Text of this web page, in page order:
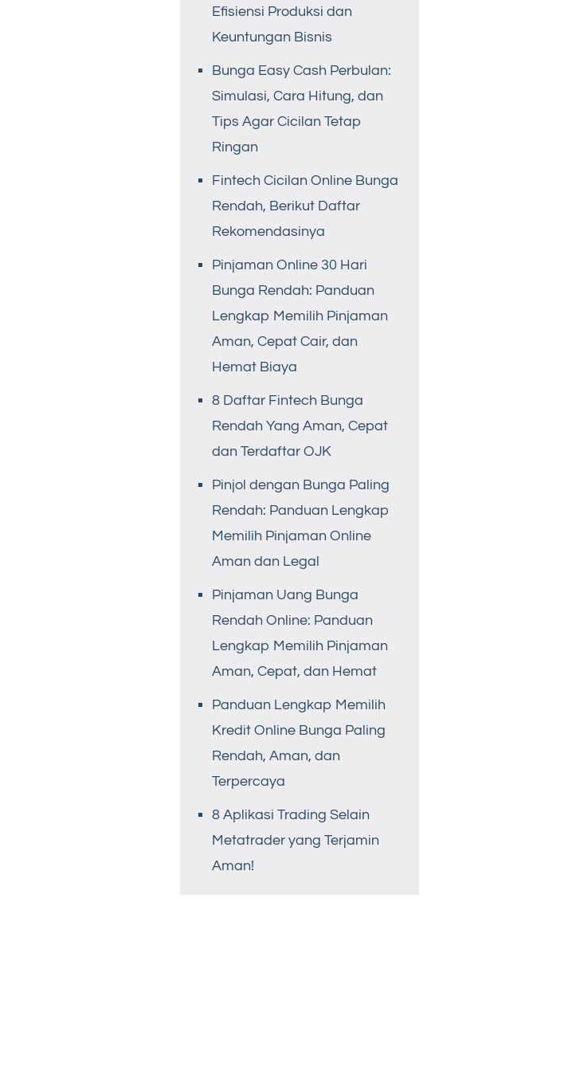
Efisiensi Produksi dan
Keuntungan Bisnis
Bunga Easy Cash Perbulan:
Simulasi, Cara Hitung, dan
Tips Agar Cicilan Tetap
Ringan
Fintech Cicilan Online Bunga
Rendah, Berikut Daftar
Rekomendasinya
Pinjaman Online 30 Hari
Bunga Rendah: Panduan
Lengkap Memilih Pinjaman
Aman, Cepat Cair, dan
Hemat Biaya
8 Daftar Fintech Bunga
Rendah Yang Aman, Cepat
dan Terdaftar OJK
Pinjol dengan Bunga Paling
Rendah: Panduan Lengkap
Memilih Pinjaman Online
Aman dan Legal
Pinjaman Uang Bunga
Rendah Online: Panduan
Lengkap Memilih Pinjaman
Aman, Cepat, dan Hemat
Panduan Lengkap Memilih
Kredit Online Bunga Paling
Rendah, Aman, dan
Terpercaya
8 Aplikasi Trading Selain
Metatrader yang Terjamin
Aman!